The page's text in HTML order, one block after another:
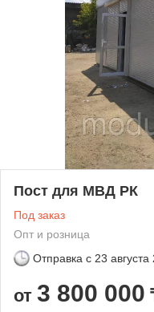
Пост для МВД РК
Под заказ
Опт и розница
Отправка с 23 августа
от 3 800 000